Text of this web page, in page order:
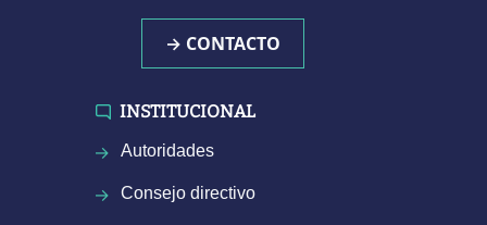
→ CONTACTO
INSTITUCIONAL
Autoridades
Consejo directivo